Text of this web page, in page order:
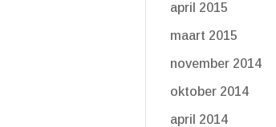
april 2015
maart 2015
november 2014
oktober 2014
april 2014